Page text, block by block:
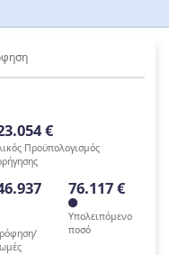
€
Προϋπολογισμός
76.117 €
Υπολειπόμενο
ποσό